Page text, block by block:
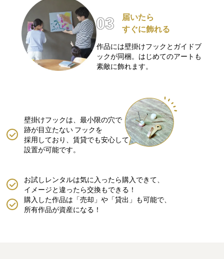
届いたら
すぐに飾れる
作品には壁掛けフックとガイドブ
ックが同梱。はじめてのアートも
素敵に飾れます。
壁掛けフックは、最小限の穴で
跡が目立たない フックを
採用しており、賃貸でも安心して
設置が可能です。
購入した作品は「売却」や「貸出」も可能で、
所有作品が資産になる！
お試しレンタルは気に入ったら購入できて、
イメージと違ったら交換もできる！